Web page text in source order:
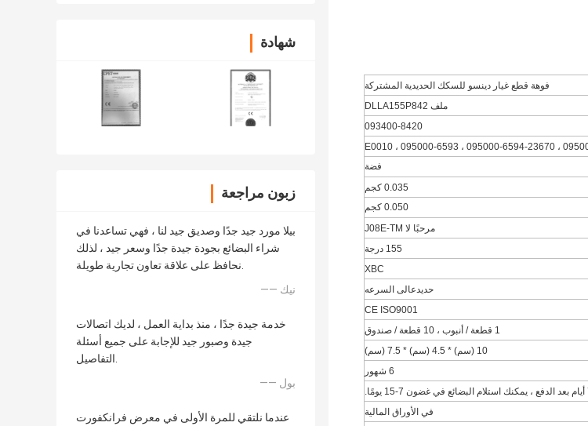
شهادة
زبون مراجعة
بيلا مورد جيد جدًا وصديق جيد لنا ، فهي تساعدنا في
شراء البضائع بجودة جيدة جدًا وسعر جيد ، لذلك
نحافظ على علاقة تعاون تجارية طويلة.
—— نيك
خدمة جيدة جدًا ، منذ بداية العمل ، لديك اتصالات
جيدة وصبور جيد للإجابة على جميع أسئلة
التفاصيل.
—— بول
عندما نلتقي للمرة الأولى في معرض فرانكفورت
فوهة قطع غيار دينسو للسكك الحديدية المشتركة
ملف DLLA155P842
093400-8420
فضة
0.035 كجم
0.050 كجم
مرحبًا لا J08E-TM
155 درجة
XBC
حديدعالى السرعه
CE ISO9001
1 قطعة / أنبوب ، 10 قطعة / صندوق
10 (سم) * 4.5 (سم) * 7.5 (سم)
6 شهور
في الأوراق المالية